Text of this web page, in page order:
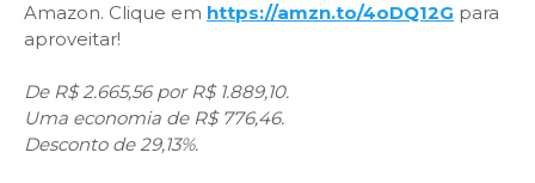
Amazon. Clique em https://amzn.to/4oDQ12G para
aproveitar!
De R$ 2.665,56 por R$ 1.889,10.
Uma economia de R$ 776,46.
Desconto de 29,13%.